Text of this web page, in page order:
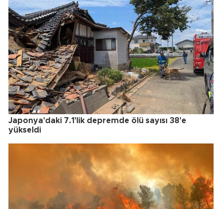
Japonya'daki 7.1'lik depremde ölü sayısı 38'e
yükseldi